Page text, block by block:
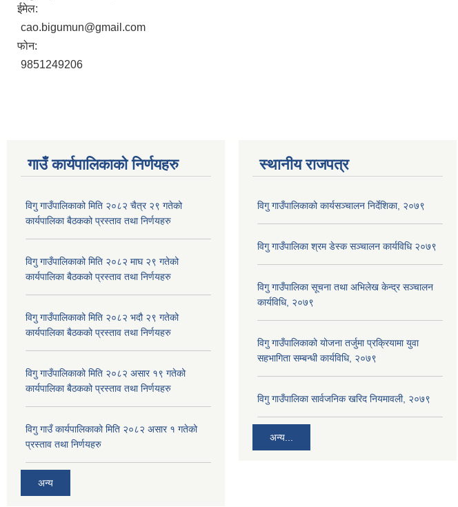
ईमेल:
cao.bigumun@gmail.com
फोन:
9851249206
गाउँ कार्यपालिकाकाे निर्णयहरु
विगु गाउँपालिकाको मिति २०८२ चैत्र २९ गतेको
कार्यपालिका बैठकको प्रस्ताव तथा निर्णयहरु
विगु गाउँपालिकाको मिति २०८२ माघ २९ गतेको
कार्यपालिका बैठकको प्रस्ताव तथा निर्णयहरु
विगु गाउँपालिकाको मिति २०८२ भदौ २९ गतेको
कार्यपालिका बैठकको प्रस्ताव तथा निर्णयहरु
विगु गाउँपालिकाको मिति २०८२ असार १९ गतेको
कार्यपालिका बैठकको प्रस्ताव तथा निर्णयहरु
विगु गाउँ कार्यपालिकाको मिति २०८२ असार १ गतेको
प्रस्ताव तथा निर्णयहरु
अन्य
स्थानीय राजपत्र
विगु गाउँपालिकाको कार्यसञ्‍चालन निर्देशिका, २०७९
विगु गाउँपालिका श्रम डेस्क सञ्चालन कार्यविधि २०७९
विगु गाउँपालिका सूचना तथा अभिलेख केन्द्र सञ्चालन
कार्यविधि, २०७९
विगु गाउँपालिकाको योजना तर्जुमा प्रक्रियामा युवा
सहभागिता सम्बन्धी कार्यविधि, २०७९
विगु गाउँपालिका सार्वजनिक खरिद नियमावली, २०७९
अन्य...